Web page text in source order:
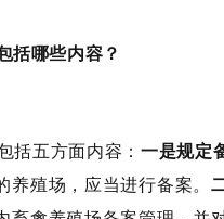
括哪些内容？
括五方面内容 ：一是规定
养殖场，应当进行备案。